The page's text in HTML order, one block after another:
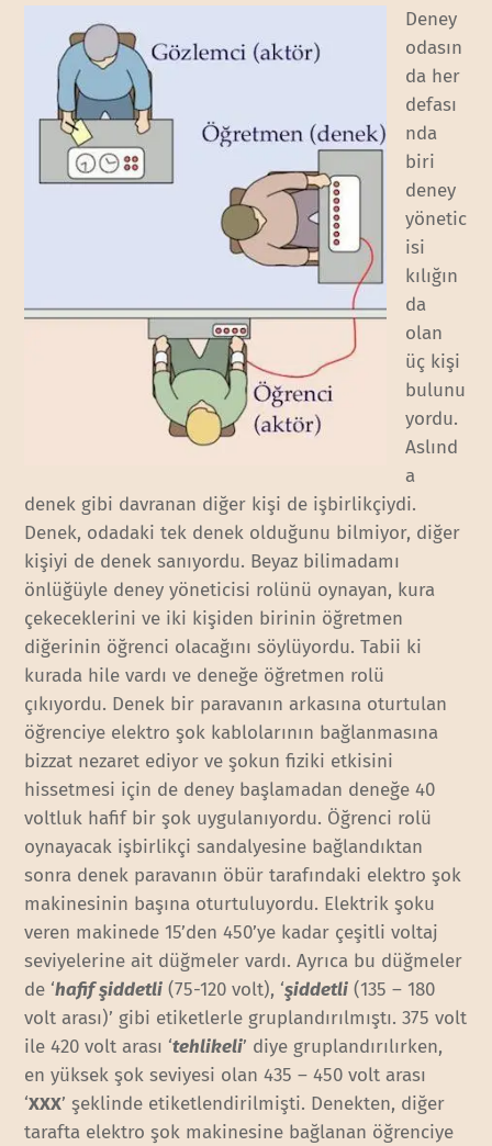
Deney
odasın
da her
defası
nda
biri
deney
yönetic
isi
kılığın
da
olan
üç kişi
bulunu
yordu.
Aslınd
a
denek gibi davranan diğer kişi de işbirlikçiydi.
Denek, odadaki tek denek olduğunu bilmiyor, diğer
kişiyi de denek sanıyordu. Beyaz bilimadamı
önlüğüyle deney yöneticisi rolünü oynayan, kura
çekeceklerini ve iki kişiden birinin öğretmen
diğerinin öğrenci olacağını söylüyordu. Tabii ki
kurada hile vardı ve deneğe öğretmen rolü
çıkıyordu. Denek bir paravanın arkasına oturtulan
öğrenciye elektro şok kablolarının bağlanmasına
bizzat nezaret ediyor ve şokun fiziki etkisini
hissetmesi için de deney başlamadan deneğe 40
voltluk hafif bir şok uygulanıyordu. Öğrenci rolü
oynayacak işbirlikçi sandalyesine bağlandıktan
sonra denek paravanın öbür tarafındaki elektro şok
makinesinin başına oturtuluyordu. Elektrik şoku
veren makinede 15’den 450’ye kadar çeşitli voltaj
seviyelerine ait düğmeler vardı. Ayrıca bu düğmeler
de ‘hafif şiddetli (75-120 volt), ‘şiddetli (135 – 180
volt arası)’ gibi etiketlerle gruplandırılmıştı. 375 volt
ile 420 volt arası ‘tehlikeli’ diye gruplandırılırken,
en yüksek şok seviyesi olan 435 – 450 volt arası
‘XXX’ şeklinde etiketlendirilmişti. Denekten, diğer
tarafta elektro şok makinesine bağlanan öğrenciye